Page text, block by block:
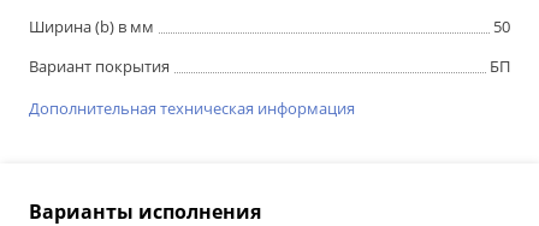
Ширина (b) в мм
50
Вариант покрытия
БП
Дополнительная техническая информация
Варианты исполнения